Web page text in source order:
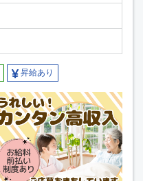
昇給あり